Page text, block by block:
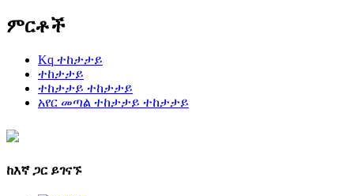
ምርቶች
Kq ተከታታይ
ተከታታይ
ተከታታይ ተከታታይ
አየር መጣል ተከታታይ ተከታታይ
ከእኛ ጋር ይገናኙ